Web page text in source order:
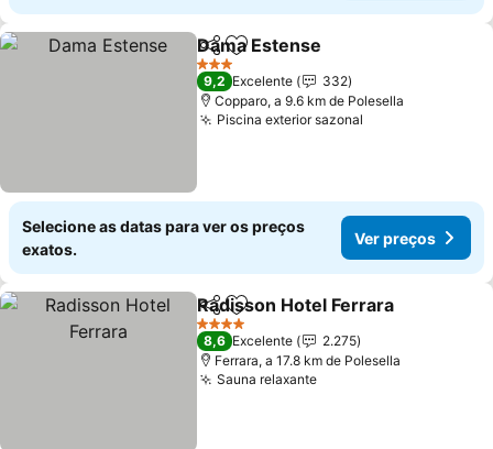
PartilharAdicionar aos favoritos
Dama Estense
3 Estrelas
9,2 Excelente
332
Copparo, a 9.6 km de Polesella
Piscina exterior sazonal
Selecione as datas para ver os preços
exatos.
Ver preços
PartilharAdicionar aos favoritos
Radisson Hotel Ferrara
4 Estrelas
8,6 Excelente
2.275
Ferrara, a 17.8 km de Polesella
Sauna relaxanteVer preços